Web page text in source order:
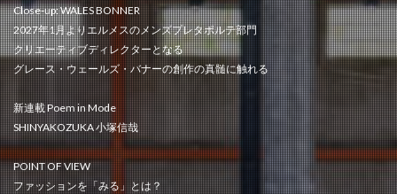
Close-up: WALES BONNER
2027年1月よりエルメスのメンズプレタポルテ部門
クリエーティブディレクターとなる
グレース・ウェールズ・バナーの創作の真髄に触れる
新連載 Poem in Mode
SHINYAKOZUKA 小塚信哉
POINT OF VIEW
ファッションを「みる」とは？